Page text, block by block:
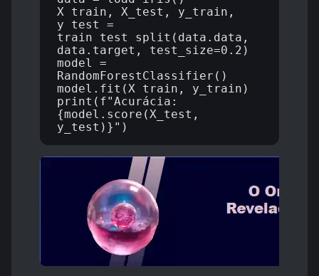
X_train, X_test, y_train,
y_test =
train_test_split(data.data,
data.target, test_size=0.2)
model =
RandomForestClassifier()
model.fit(X_train, y_train)
print(f"Acurácia:
{model.score(X_test,